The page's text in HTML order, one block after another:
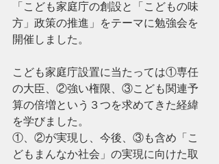
「こども家庭庁の創設と「こどもの味
方」政策の推進」をテーマに勉強会を
開催しました。
こども家庭庁設置に当たっては①専任
の大臣、②強い権限、③こども関連予
算の倍増という３つを求めてきた経緯
を学びました。
①、②が実現し、今後、③も含め「こ
どもまんなか社会」の実現に向けた取